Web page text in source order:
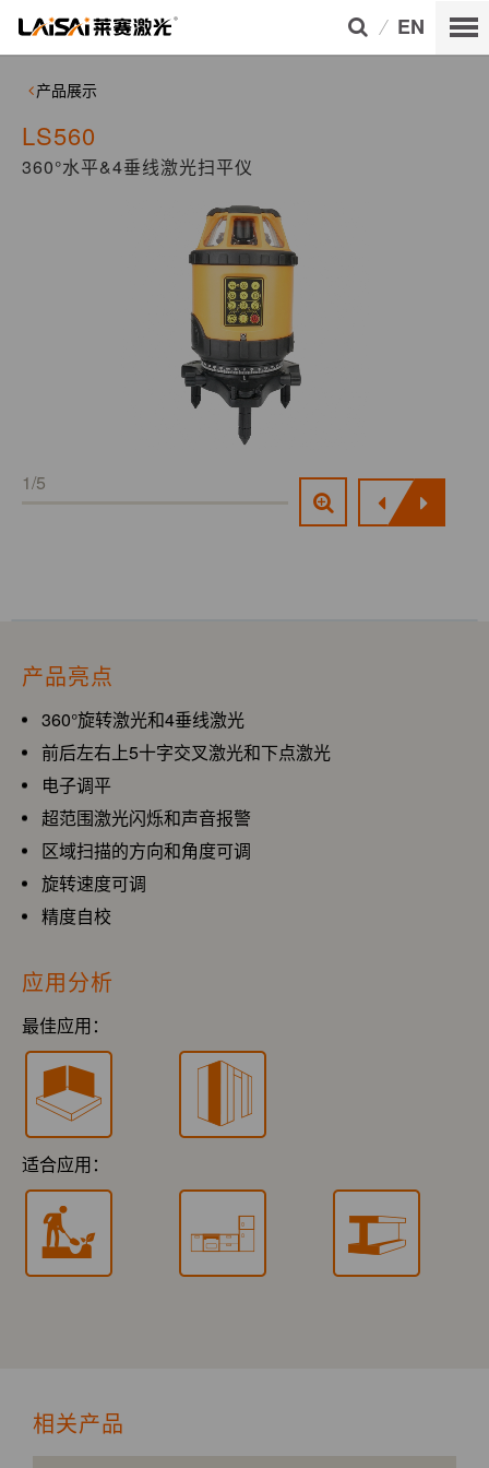
EN
产品展示
LS560
360°水平&4垂线激光扫平仪
1/5
产品亮点
360°旋转激光和4垂线激光
前后左右上5十字交叉激光和下点激光
电子调平
超范围激光闪烁和声音报警
区域扫描的方向和角度可调
旋转速度可调
精度自校
应用分析
最佳应用：
适合应用：
相关产品